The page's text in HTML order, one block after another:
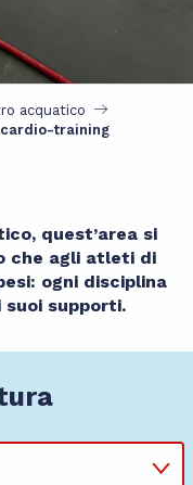
acquatico
training
quest’area si
che agli atleti di
ogni disciplina
supporti.